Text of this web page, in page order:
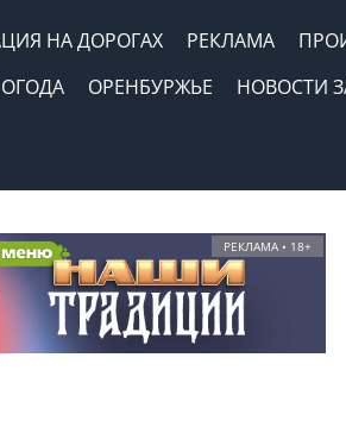
НА ДОРОГАХ РЕКЛАМА
ОРЕНБУРЖЬЕ
НОВОСТИ
РЕКЛАМА • 18+